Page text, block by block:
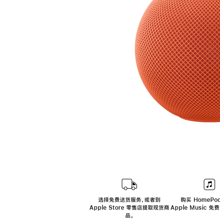
选择免费送货服务，或者到
Apple Store 零售店提取现货商
品。
购买
Apple Music 免费